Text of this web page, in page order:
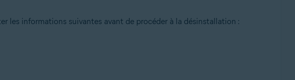
les informations suivantes avant de procéder à la désinstallation :